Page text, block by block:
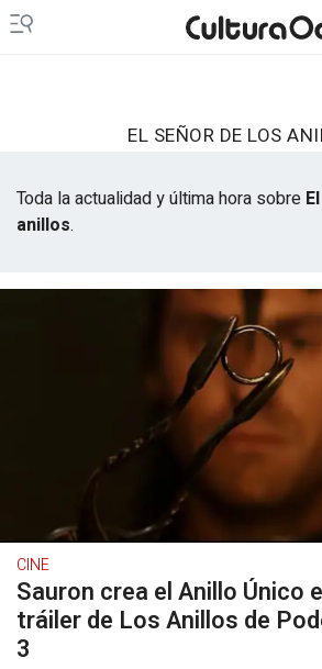
EL SEÑOR DE LOS
Toda la actualidad y última hora sobre
anillos.
CINE
Sauron crea el Anillo Único
tráiler de Los Anillos de
3